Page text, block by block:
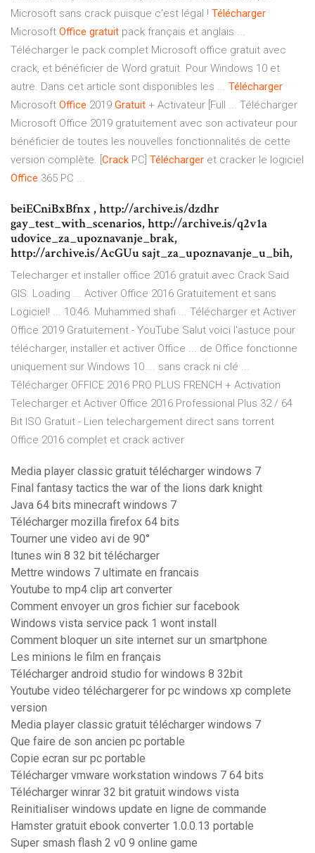
Microsoft sans crack puisque c'est légal ! Télécharger
Microsoft Office gratuit pack français et anglais ...
Télécharger le pack complet Microsoft office gratuit avec
crack, et bénéficier de Word gratuit. Pour Windows 10 et
autre. Dans cet article sont disponibles les ... Télécharger
Microsoft Office 2019 Gratuit + Activateur [Full ... Télécharger
Microsoft Office 2019 gratuitement avec son activateur pour
bénéficier de toutes les nouvelles fonctionnalités de cette
version complète. [ Crack PC] Télécharger et cracker le logiciel
Office 365 PC ...
beiECniBxBfnx , http://archive.is/dzdhr
gay_test_with_scenarios, http://archive.is/q2v1a
udovice_za_upoznavanje_brak,
http://archive.is/AcGUu sajt_za_upoznavanje_u_bih,
Telecharger et installer office 2016 gratuit avec Crack Said
GIS. Loading ... Activer Office 2016 Gratuitement et sans
Logiciel! ... 10:46. Muhammed shafi ... Télécharger et Activer
Office 2019 Gratuitement - YouTube Salut voici l'astuce pour
télécharger, installer et activer Office ... de Office fonctionne
uniquement sur Windows 10 ... sans crack ni clé ...
Télécharger OFFICE 2016 PRO PLUS FRENCH + Activation
Telecharger et Activer Office 2016 Professional Plus 32 / 64
Bit ISO Gratuit - Lien telechargement direct sans torrent
Office 2016 complet et crack activer
Media player classic gratuit télécharger windows 7
Final fantasy tactics the war of the lions dark knight
Java 64 bits minecraft windows 7
Télécharger mozilla firefox 64 bits
Tourner une video avi de 90°
Itunes win 8 32 bit télécharger
Mettre windows 7 ultimate en francais
Youtube to mp4 clip art converter
Comment envoyer un gros fichier sur facebook
Windows vista service pack 1 wont install
Comment bloquer un site internet sur un smartphone
Les minions le film en français
Télécharger android studio for windows 8 32bit
Youtube video téléchargerer for pc windows xp complete
version
Media player classic gratuit télécharger windows 7
Que faire de son ancien pc portable
Copie ecran sur pc portable
Télécharger vmware workstation windows 7 64 bits
Télécharger winrar 32 bit gratuit windows vista
Reinitialiser windows update en ligne de commande
Hamster gratuit ebook converter 1.0.0.13 portable
Super smash flash 2 v0 9 online game